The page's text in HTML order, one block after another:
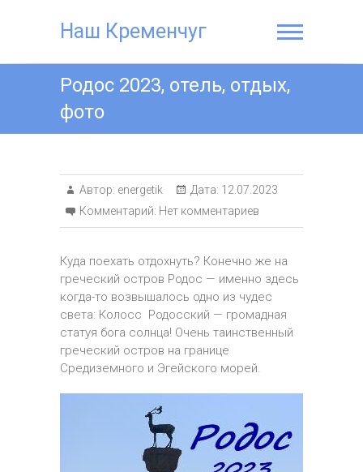
Наш Кременчуг
Родос 2023, отель, отдых,
фото
Автор: energetik Дата: 12.07.2023
Комментарий: Нет комментариев
Куда поехать отдохнуть? Конечно же на
греческий остров Родос — именно здесь
когда-то возвышалось одно из чудес
света: Колосс Родосский — громадная
статуя бога солнца! Очень таинственный
греческий остров на границе
Средиземного и Эгейского морей.